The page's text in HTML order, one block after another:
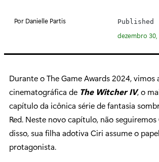
Por Danielle Partis Published
dezembro 30,
Durante o The Game Awards 2024, vimos
cinematográfica de The Witcher IV, o
capítulo da icônica série de fantasia
Red. Neste novo capítulo, não seguiremos
disso, sua filha adotiva Ciri assume o
protagonista.